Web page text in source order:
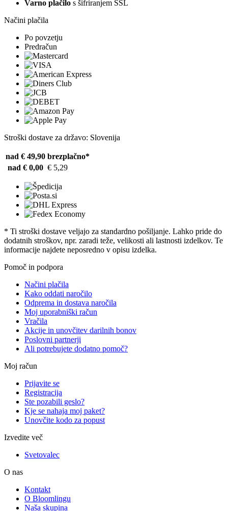
Varno plačilo s šifriranjem SSL
Načini plačila
Po povzetju
Predračun
Stroški dostave za državo: Slovenija
nad € 49,90 brezplačno*
nad € 0,00 € 5,29
* Ti stroški dostave veljajo za standardno pošiljanje. Lahko pride do
dodatnih stroškov, npr. zaradi teže, velikosti ali lastnosti izdelkov. Te
informacije najdete neposredno v opisu izdelka.
Pomoč in podpora
Načini plačila
Kako oddati naročilo
Odprema in dostava naročila
Moj uporabniški račun
Vračila
Akcije in unovčitev darilnih bonov
Poslovni partnerji
Ali potrebujete dodatno pomoč?
Moj račun
Prijavite se
Registracija
Ste pozabili geslo?
Kje se nahaja moj paket?
Unovčite kodo za popust
Izvedite več
Svetovalec
O nas
Kontakt
O Bloomlingu
Naša skupina